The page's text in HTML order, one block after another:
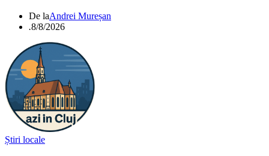
De laAndrei Mureșan
.8/8/2026
Știri locale